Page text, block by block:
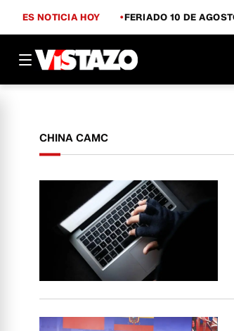
ES NOTICIA HOY FERIADO 10 DE
CHINA CAMC